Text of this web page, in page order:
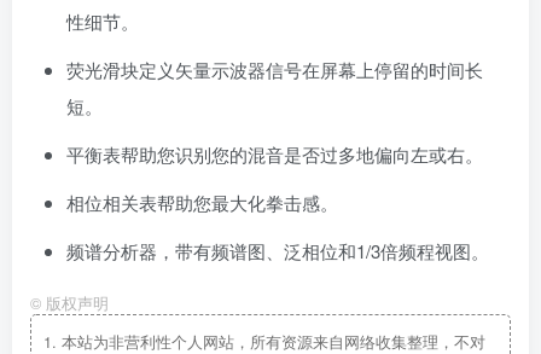
性细节。
荧光滑块定义矢量示波器信号在屏幕上停留的时间长
短。
平衡表帮助您识别您的混音是否过多地偏向左或右。
相位相关表帮助您最大化拳击感。
频谱分析器，带有频谱图、泛相位和1/3倍频程视图。
© 版权声明
1. 本站为非营利性个人网站，所有资源来自网络收集整理，不对